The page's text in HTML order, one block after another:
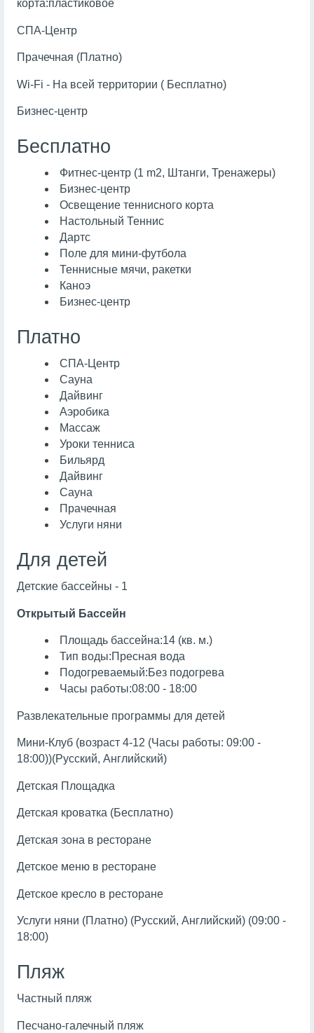
корта:пластиковое
СПА-Центр
Прачечная (Платно)
Wi-Fi - На всей территории ( Бесплатно)
Бизнес-центр
Бесплатно
Фитнес-центр (1 m2, Штанги, Тренажеры)
Бизнес-центр
Освещение теннисного корта
Настольный Теннис
Дартс
Поле для мини-футбола
Теннисные мячи, ракетки
Каноэ
Бизнес-центр
Платно
СПА-Центр
Сауна
Дайвинг
Аэробика
Массаж
Уроки тенниса
Бильярд
Дайвинг
Сауна
Прачечная
Услуги няни
Для детей
Детские бассейны - 1
Открытый Бассейн
Площадь бассейна:14 (кв. м.)
Тип воды:Пресная вода
Подогреваемый:Без подогрева
Часы работы:08:00 - 18:00
Развлекательные программы для детей
Мини-Клуб (возраст 4-12 (Часы работы: 09:00 -
18:00))(Русский, Английский)
Детская Площадка
Детская кроватка (Бесплатно)
Детская зона в ресторане
Детское меню в ресторане
Детское кресло в ресторане
Услуги няни (Платно) (Русский, Английский) (09:00 -
18:00)
Пляж
Частный пляж
Песчано-галечный пляж